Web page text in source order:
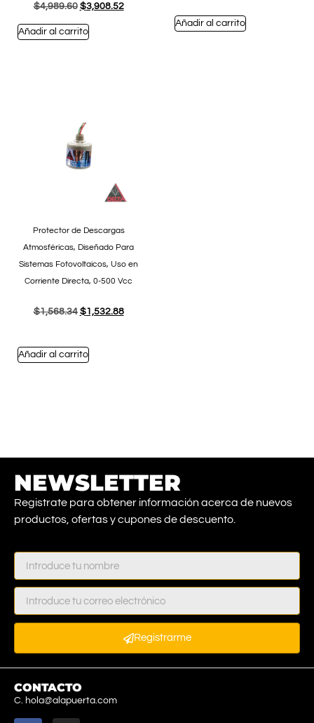
$4,989.60 $3,908.52
Añadir al carrito
Añadir al carrito
Protector de Descargas
Atmosféricas, Diseñado Para
Sistemas Fotovoltaicos, Uso en
Corriente Directa, 0-500 Vcc
$1,568.34 $1,532.88
Añadir al carrito
NEWSLETTER
Registrate para obtener información acerca de nuevos
productos, ofertas y cupones de descuento.
Registrarme
CONTACTO
C. hola@alapuerta.com